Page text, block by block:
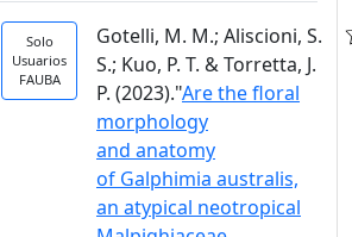
Solo
Usuarios
FAUBA
Gotelli, M. M.; Aliscioni, S.
S.; Kuo, P. T. & Torretta, J.
P. (2023)."Are the floral
morphology
and anatomy
of Galphimia australis,
an atypical neotropical